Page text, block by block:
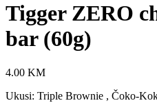
Tigger ZERO
bar (60g)
4.00 KM
Ukusi: Triple Brownie , Čoko-